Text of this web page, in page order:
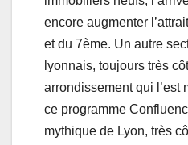
encore augmenter
et du 7ème. Un autre
lyonnais, toujours très
arrondissement qui l’est
ce programme
mythique de Lyon, très